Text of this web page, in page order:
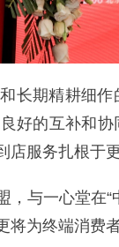
长期精耕细作
好的互补和
服务扎根于
与一心堂在
为终端消费